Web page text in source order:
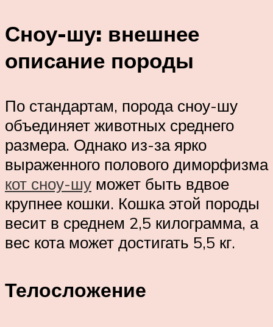
Сноу-шу: внешнее
описание породы
По стандартам, порода сноу-шу
объединяет животных среднего
размера. Однако из-за ярко
выраженного полового диморфизма
кот сноу-шу может быть вдвое
крупнее кошки. Кошка этой породы
весит в среднем 2,5 килограмма, а
вес кота может достигать 5,5 кг.
Телосложение